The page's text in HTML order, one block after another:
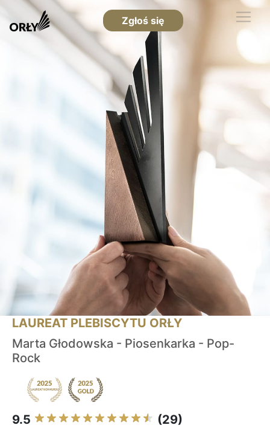
Zgłoś się
LAUREAT PLEBISCYTU ORŁY
Marta Głodowska - Piosenkarka - Pop-
Rock
9.5 (29)